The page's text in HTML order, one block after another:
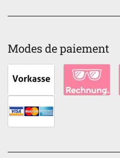
Modes de paiement